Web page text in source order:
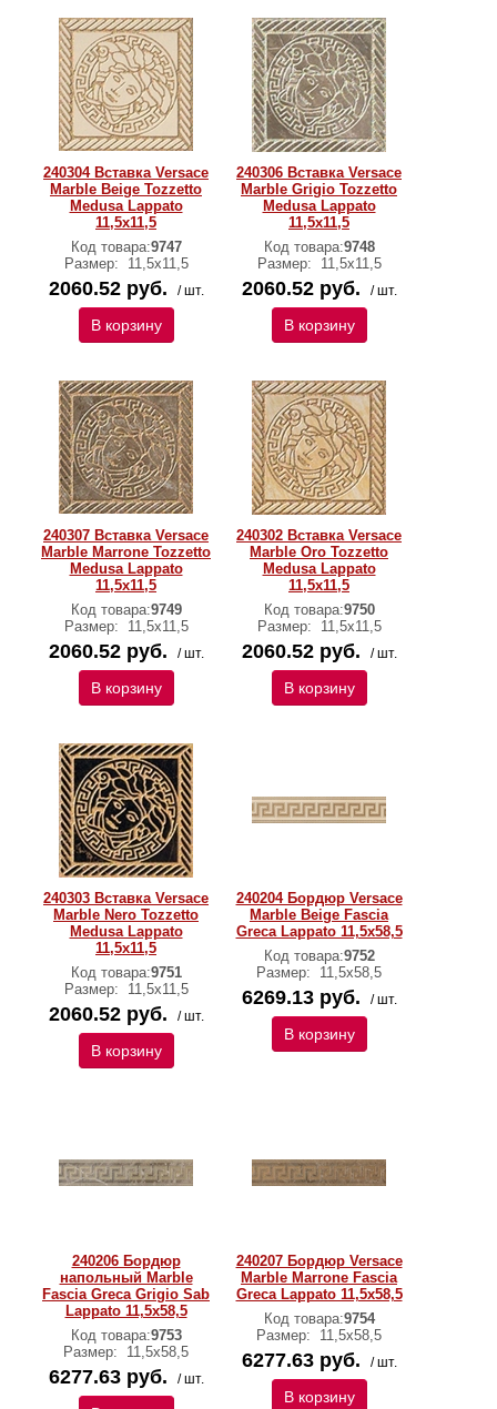
240304 Вставка Versace
Marble Beige Tozzetto
Medusa Lappato
11,5х11,5
Код товара:9747
Размер:
11,5х11,5
2060.52 руб. / шт.
В корзину
240306 Вставка Versace
Marble Grigio Tozzetto
Medusa Lappato
11,5х11,5
Код товара:9748
Размер:
11,5х11,5
2060.52 руб. / шт.
В корзину
240307 Вставка Versace
Marble Marrone Tozzetto
Medusa Lappato
11,5х11,5
Код товара:9749
Размер:
11,5х11,5
2060.52 руб. / шт.
В корзину
240302 Вставка Versace
Marble Oro Tozzetto
Medusa Lappato
11,5х11,5
Код товара:9750
Размер:
11,5х11,5
2060.52 руб. / шт.
В корзину
240303 Вставка Versace
Marble Nero Tozzetto
Medusa Lappato
11,5х11,5
Код товара:9751
Размер:
11,5х11,5
2060.52 руб. / шт.
В корзину
240204 Бордюр Versace
Marble Beige Fascia
Greca Lappato 11,5х58,5
Код товара:9752
Размер:
11,5х58,5
6269.13 руб. / шт.
В корзину
240206 Бордюр
напольный Marble
Fascia Greca Grigio Sab
Lappato 11,5x58,5
Код товара:9753
Размер:
11,5х58,5
6277.63 руб. / шт.
240207 Бордюр Versace
Marble Marrone Fascia
Greca Lappato 11,5х58,5
Код товара:9754
Размер:
11,5х58,5
6277.63 руб. / шт.
В корзину